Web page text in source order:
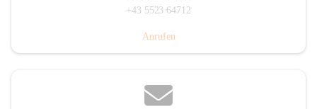
+43 5523 64712
Anrufen